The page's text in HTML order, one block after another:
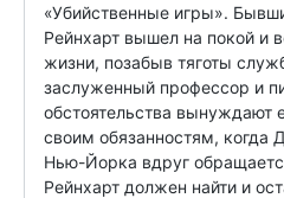
«Убийственные игры».
Рейнхарт вышел на покой и
жизни, позабыв тяготы
заслуженный профессор и
обстоятельства вынуждают
своим обязанностям, когда
Нью-Йорка вдруг
Рейнхарт должен найти и